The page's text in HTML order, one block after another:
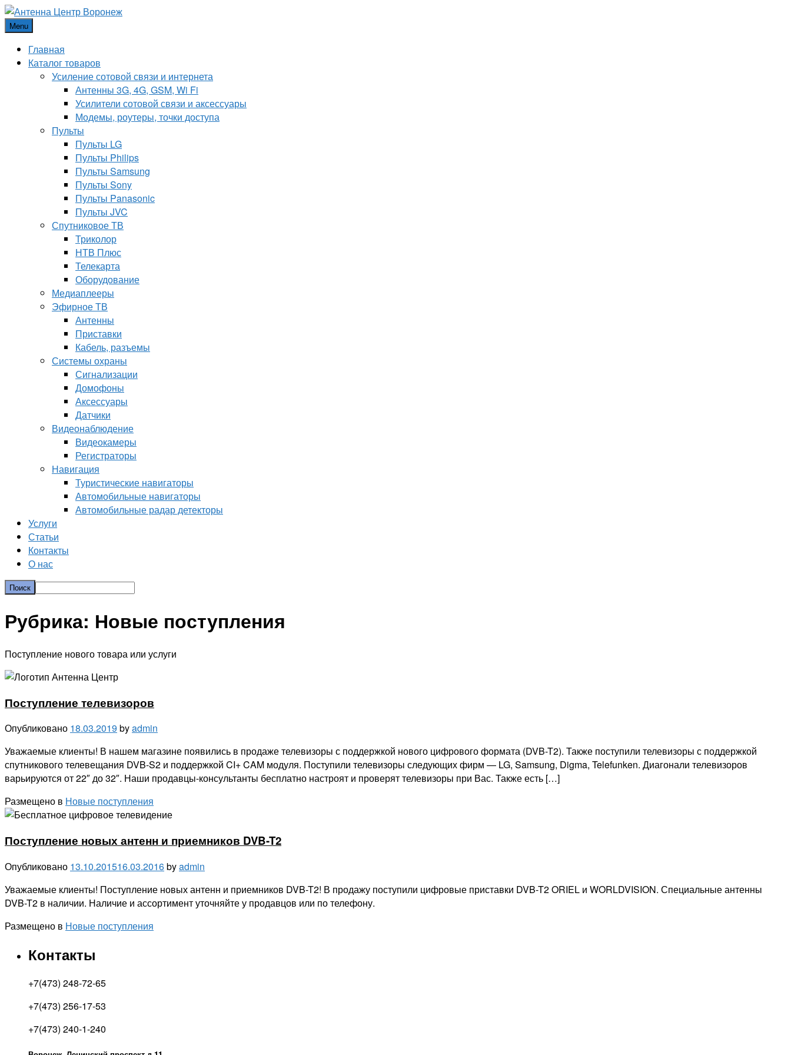
Menu
Главная
Каталог товаров
Усиление сотовой связи и интернета
Антенны 3G, 4G, GSM, Wi Fi
Усилители сотовой связи и аксессуары
Модемы, роутеры, точки доступа
Пульты
Пульты LG
Пульты Philips
Пульты Samsung
Пульты Sony
Пульты Panasonic
Пульты JVC
Спутниковое ТВ
Триколор
НТВ Плюс
Телекарта
Оборудование
Медиаплееры
Эфирное ТВ
Антенны
Приставки
Кабель, разъемы
Системы охраны
Сигнализации
Домофоны
Аксессуары
Датчики
Видеонаблюдение
Видеокамеры
Регистраторы
Навигация
Туристические навигаторы
Автомобильные навигаторы
Автомобильные радар детекторы
Услуги
Статьи
Контакты
О нас
Рубрика: Новые поступления
Поступление нового товара или услуги
Поступление телевизоров
Опубликовано 18.03.2019 byadmin
Уважаемые клиенты! В нашем магазине появились в продаже телевизоры с поддержкой нового цифрового формата (DVB-T2). Также поступили телевизоры с поддержкой
спутникового телевещания DVB-S2 и поддержкой CI+ CAM модуля. Поступили телевизоры следующих фирм — LG, Samsung, Digma, Telefunken. Диагонали телевизоров
варьируются от 22″ до 32″. Наши продавцы-консультанты бесплатно настроят и проверят телевизоры при Вас. Также есть […]
Размещено в Новые поступления
Поступление новых антенн и приемников DVB-T2
Опубликовано 13.10.201516.03.2016byadmin
Уважаемые клиенты! Поступление новых антенн и приемников DVB-T2! В продажу поступили цифровые приставки DVB-T2 ORIEL и WORLDVISION. Специальные антенны
DVB-T2 в наличии. Наличие и ассортимент уточняйте у продавцов или по телефону.
Размещено в Новые поступления
Контакты
+7(473) 248-72-65
+7(473) 256-17-53
+7(473) 240-1-240